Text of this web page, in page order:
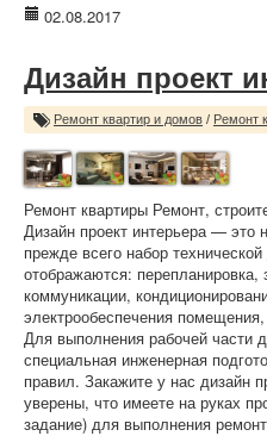
02.08.2017
Дизайн проект
Ремонт квартир и домов / Ремонт
Ремонт квартиры Ремонт,
Дизайн проект интерьера — это
прежде всего набор
отображаются:
коммуникации,
электрообеспечения
Для выполнения рабочей части
специальная инженерная
правил. Закажите у нас дизайн
уверены, что имеете на руках
задание) для выполнения